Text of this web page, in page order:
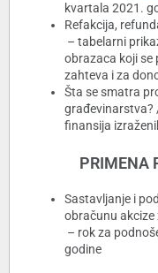
kvartala 2021.
Refakcija,
– tabelarni
obrazaca koji se
zahteva i za
Šta se smatra
građevinarstva?
finansija
PRIMENA
Sastavljanje i
obračunu akcize
– rok za
godine